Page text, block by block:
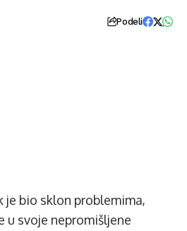
Podeli
je bio sklon problemima,
u svoje nepromišljene